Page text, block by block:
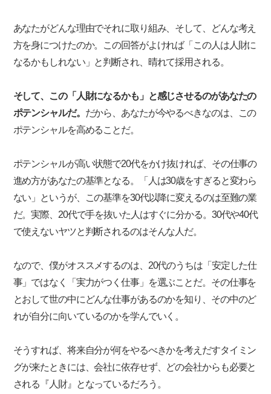
あなたがどんな理由でそれに取り組み、そして、どんな考え
方を身につけたのか。この回答がよければ「この人は人財に
なるかもしれない」と判断され、晴れて採用される。
そして、この「人財になるかも」と感じさせるのがあなたの
ポテンシャルだ。 だから、あなたが今やるべきなのは、この
ポテンシャルを高めることだ。
ポテンシャルが高い状態で20代をかけ抜ければ、その仕事の
進め方があなたの基準となる。「人は30歳をすぎると変わら
ない」というが、この基準を30代以降に変えるのは至難の業
だ。実際、20代で手を抜いた人はすぐに分かる。30代や40代
で使えないヤツと判断されるのはそんな人だ。
なので、僕がオススメするのは、20代のうちは「安定した仕
事」ではなく「実力がつく仕事」を選ぶことだ。その仕事を
とおして世の中にどんな仕事があるのかを知り、その中のど
れが自分に向いているのかを学んでいく。
そうすれば、将来自分が何をやるべきかを考えだすタイミン
グが来たときには、会社に依存せず、どの会社からも必要と
される『人財』となっているだろう。